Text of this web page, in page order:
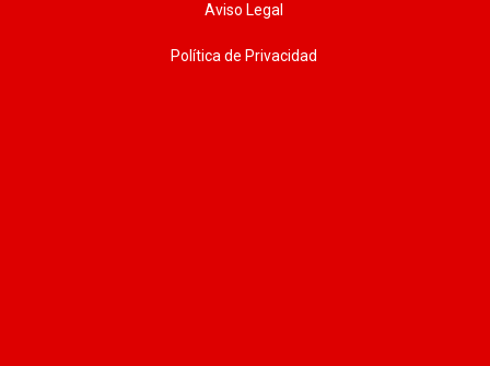
Aviso Legal
Política de Privacidad